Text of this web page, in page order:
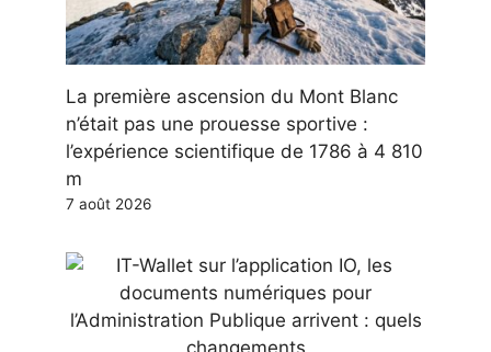
La première ascension du Mont Blanc
n’était pas une prouesse sportive :
l’expérience scientifique de 1786 à 4 810
m
7 août 2026